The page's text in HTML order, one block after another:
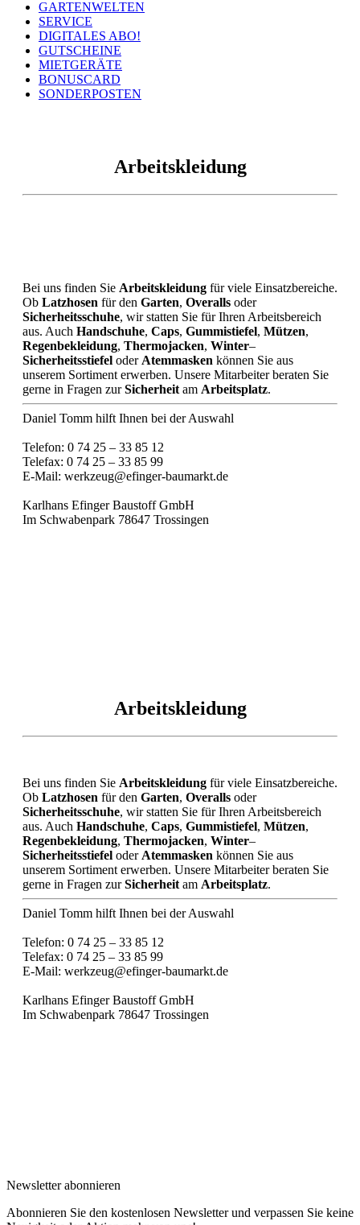
GARTENWELTEN
SERVICE
DIGITALES ABO!
GUTSCHEINE
MIETGERÄTE
BONUSCARD
SONDERPOSTEN
Arbeitskleidung
Bei uns finden Sie Arbeitskleidung für viele Einsatzbereiche.
Ob Latzhosen für den Garten, Overalls oder
Sicherheitsschuhe, wir statten Sie für Ihren Arbeitsbereich
aus. Auch Handschuhe, Caps, Gummistiefel, Mützen,
Regenbekleidung, Thermojacken, Winter–
Sicherheitsstiefel oder Atemmasken können Sie aus
unserem Sortiment erwerben. Unsere Mitarbeiter beraten Sie
gerne in Fragen zurSicherheit am Arbeitsplatz.
Daniel Tomm hilft Ihnen bei der Auswahl
Telefon: 0 74 25 – 33 85 12
Telefax: 0 74 25 – 33 85 99
E-Mail: werkzeug@efinger-baumarkt.de
Karlhans Efinger Baustoff GmbH
Im Schwabenpark 78647 Trossingen
Arbeitskleidung
Bei uns finden Sie Arbeitskleidung für viele Einsatzbereiche.
Ob Latzhosen für den Garten, Overalls oder
Sicherheitsschuhe, wir statten Sie für Ihren Arbeitsbereich
aus. Auch Handschuhe, Caps, Gummistiefel, Mützen,
Regenbekleidung, Thermojacken, Winter–
Sicherheitsstiefel oder Atemmasken können Sie aus
unserem Sortiment erwerben. Unsere Mitarbeiter beraten Sie
gerne in Fragen zurSicherheit am Arbeitsplatz.
Daniel Tomm hilft Ihnen bei der Auswahl
Telefon: 0 74 25 – 33 85 12
Telefax: 0 74 25 – 33 85 99
E-Mail: werkzeug@efinger-baumarkt.de
Karlhans Efinger Baustoff GmbH
Im Schwabenpark 78647 Trossingen
Newsletter abonnieren
Abonnieren Sie den kostenlosen Newsletter und verpassen Sie keine